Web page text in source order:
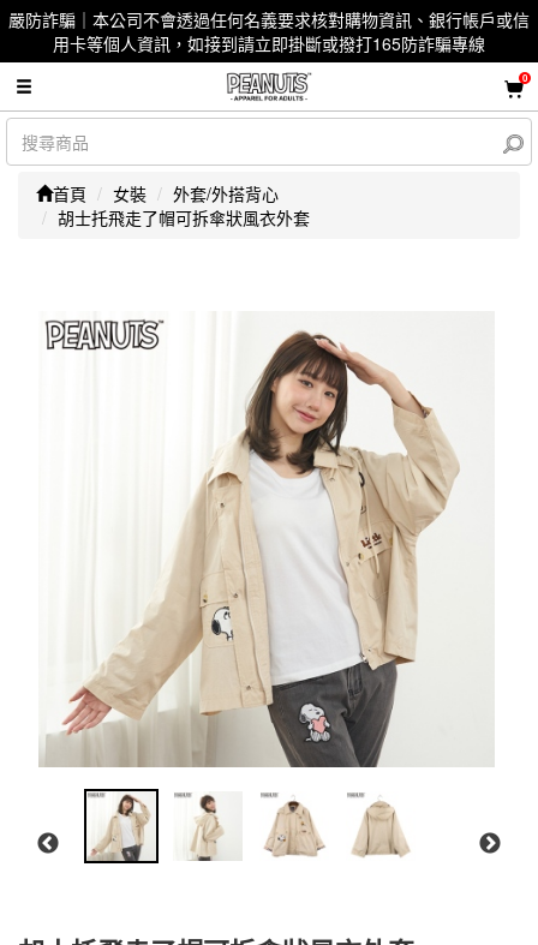
嚴防詐騙｜本公司不會透過任何名義要求核對購物資訊、銀行帳戶或信
用卡等個人資訊，如接到請立即掛斷或撥打165防詐騙專線
0
首頁 女裝
外套/外搭背心
胡士托飛走了帽可拆傘狀風衣外套